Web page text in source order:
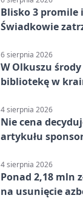
Blisko 3 promile
Świadkowie
6 sierpnia 2026
W Olkuszu
bibliotekę w
4 sierpnia 2026
Nie cena
artykułu
4 sierpnia 2026
Ponad 2,18 mln
na usunięcie